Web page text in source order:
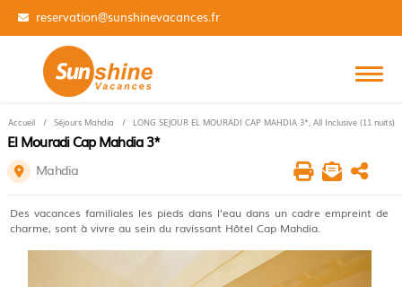
01 84 14 31 99
Accueil Séjours Mahdia LONG SEJOUR EL MOURADI CAP MAHDIA 3*, All Inclusive (11 nuits)
El Mouradi Cap Mahdia 3*
Mahdia
Des vacances familiales les pieds dans l’eau dans un cadre empreint de
charme, sont à vivre au sein du ravissant Hôtel Cap Mahdia.